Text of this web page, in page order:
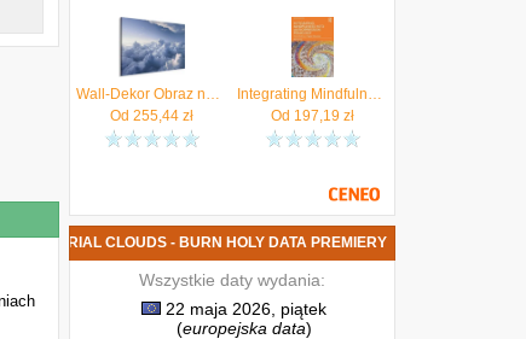
Wall-Dekor Obraz na płótnie z włókniny - Aerial Landscapes: Rays Lighting Up Fluffy Cloud Formations 90x60 cm wzór b-H-10049-b-a (A1-B-H-10049-B-A_90X
Od 255,44 zł
Integrating Mindfulness into Anti-Oppression Pedagogy
Od 197,19 zł
BURIAL CLOUDS - BURN HOLY DATA PREMIERY
Wszystkie daty wydania:
22 maja 2026, piątek
(europejska data)